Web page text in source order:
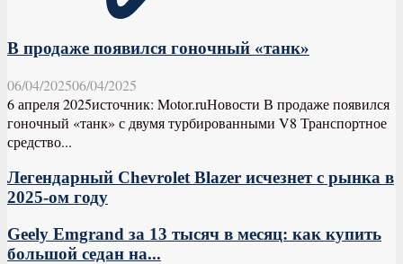
В продаже появился гоночный «танк»
06/04/202506/04/2025
6 апреля 2025источник: Motor.ruНовости В продаже появился
гоночный «танк» с двумя турбированными V8 Транспортное
средство...
Легендарный Chevrolet Blazer исчезнет с рынка в
2025-ом году
Geely Emgrand за 13 тысяч в месяц: как купить
большой седан на...